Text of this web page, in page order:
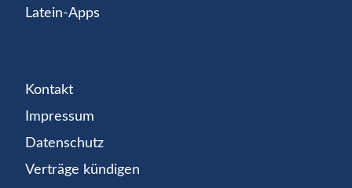
Latein-Apps
Kontakt
Impressum
Datenschutz
Verträge kündigen